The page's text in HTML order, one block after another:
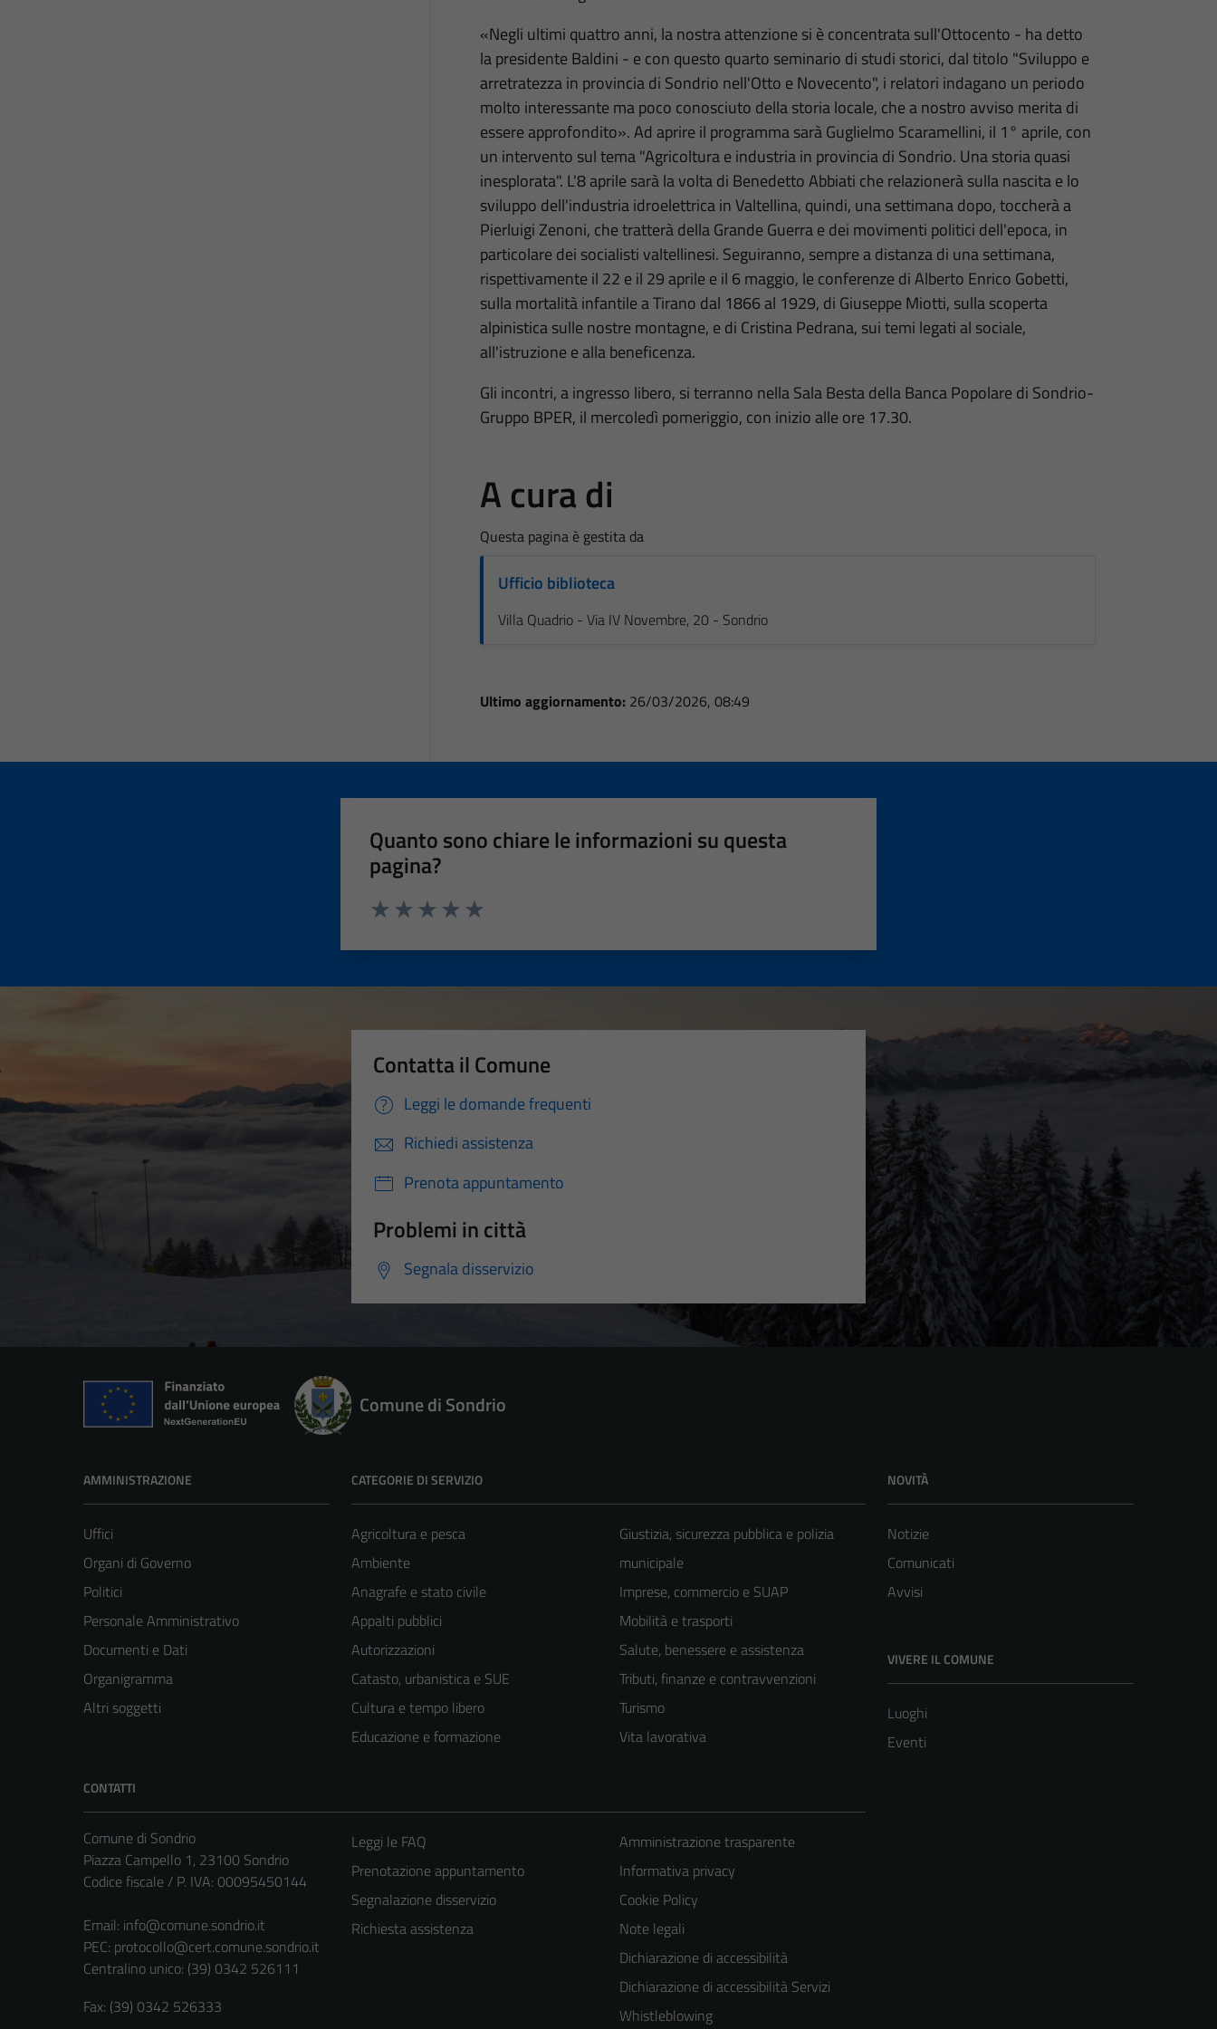
«Negli ultimi quattro anni, la nostra attenzione si è concentrata sull'Ottocento - ha detto
la presidente Baldini - e con questo quarto seminario di studi storici, dal titolo "Sviluppo e
arretratezza in provincia di Sondrio nell'Otto e Novecento", i relatori indagano un periodo
molto interessante ma poco conosciuto della storia locale, che a nostro avviso merita di
essere approfondito». Ad aprire il programma sarà Guglielmo Scaramellini, il 1° aprile, con
un intervento sul tema "Agricoltura e industria in provincia di Sondrio. Una storia quasi
inesplorata". L'8 aprile sarà la volta di Benedetto Abbiati che relazionerà sulla nascita e lo
sviluppo dell'industria idroelettrica in Valtellina, quindi, una settimana dopo, toccherà a
Pierluigi Zenoni, che tratterà della Grande Guerra e dei movimenti politici dell'epoca, in
particolare dei socialisti valtellinesi. Seguiranno, sempre a distanza di una settimana,
rispettivamente il 22 e il 29 aprile e il 6 maggio, le conferenze di Alberto Enrico Gobetti,
sulla mortalità infantile a Tirano dal 1866 al 1929, di Giuseppe Miotti, sulla scoperta
alpinistica sulle nostre montagne, e di Cristina Pedrana, sui temi legati al sociale,
all'istruzione e alla beneficenza.
Gli incontri, a ingresso libero, si terranno nella Sala Besta della Banca Popolare di Sondrio-
Gruppo BPER, il mercoledì pomeriggio, con inizio alle ore 17.30.
A cura di
Questa pagina è gestita da
Ufficio biblioteca
Villa Quadrio - Via IV Novembre, 20 - Sondrio
Ultimo aggiornamento: 26/03/2026, 08:49
Quanto sono chiare le informazioni su questa
pagina?
Contatta il Comune
Leggi le domande frequenti
Richiedi assistenza
Prenota appuntamento
Problemi in città
Segnala disservizio
Comune di Sondrio
AMMINISTRAZIONE
Uffici
Organi di Governo
Politici
Personale Amministrativo
Documenti e Dati
Organigramma
Altri soggetti
CATEGORIE DI SERVIZIO
Agricoltura e pesca
Ambiente
Anagrafe e stato civile
Appalti pubblici
Autorizzazioni
Catasto, urbanistica e SUE
Cultura e tempo libero
Educazione e formazione
Giustizia, sicurezza pubblica e polizia
municipale
Imprese, commercio e SUAP
Mobilità e trasporti
Salute, benessere e assistenza
Tributi, finanze e contravvenzioni
Turismo
Vita lavorativa
NOVITÀ
Notizie
Comunicati
Avvisi
VIVERE IL COMUNE
Luoghi
Eventi
CONTATTI
Comune di Sondrio
Piazza Campello 1, 23100 Sondrio
Codice fiscale / P. IVA: 00095450144
Email: info@comune.sondrio.it
PEC: protocollo@cert.comune.sondrio.it
Centralino unico: (39) 0342 526111
Fax: (39) 0342 526333
Leggi le FAQ
Prenotazione appuntamento
Segnalazione disservizio
Richiesta assistenza
Amministrazione trasparente
Informativa privacy
Cookie Policy
Note legali
Dichiarazione di accessibilità
Dichiarazione di accessibilità Servizi
Whistleblowing
Tecnici
Questi cookie
sono necessari
per il
funzionamento